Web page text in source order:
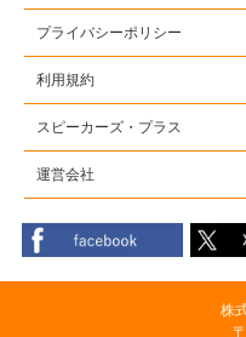
プライバシーポリシー
利用規約
スピーカーズ・プラス
運営会社
株